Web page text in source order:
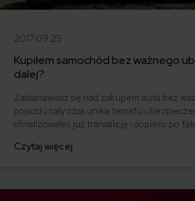
2017.09.25
Kupiłem samochód bez ważnego
dalej?
Zastanawiasz się nad zakupem auta bez
pojazdu cały czas unika tematu
sfinalizowałeś już transakcję i dopiero po
zrobić w takiej sytuacji.
Czytaj więcej